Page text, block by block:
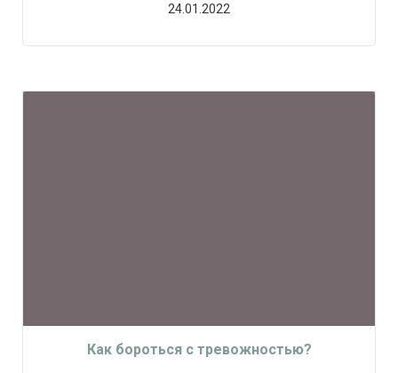
24.01.2022
Как бороться с тревожностью?